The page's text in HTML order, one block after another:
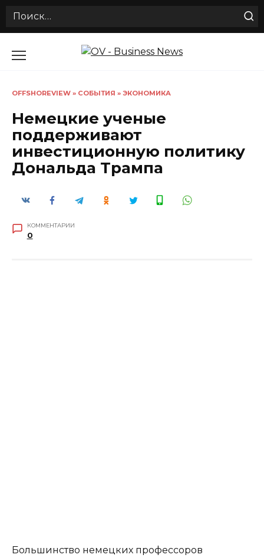
Search
OFFSHOREVIEW » СОБЫТИЯ » ЭКОНОМИКА
Немецкие ученые
поддерживают
инвестиционную политику
Дональда Трампа
КОММЕНТАРИИ
0
Большинство немецких профессоров